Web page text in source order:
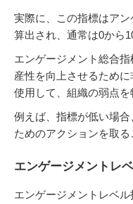
実際に、この指標はア
算出され、通常は0から
エンゲージメント総合
産性を向上させるため
使用して、組織の弱点を
例えば、指標が低い場
ためのアクションを取る
エンゲージメントレ
エンゲージメントレベ